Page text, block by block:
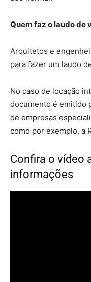
Quem faz o laudo de
Arquitetos e
para fazer um laudo
No caso de locação
documento é emitido
de empresas
como por exemplo, a
Confira o vídeo
informações